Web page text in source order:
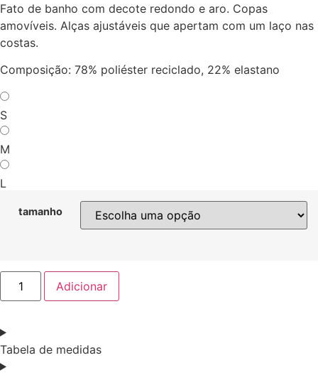
Fato de banho com decote redondo e aro. Copas
amovíveis. Alças ajustáveis que apertam com um laço nas
costas.
Composição: 78% poliéster reciclado, 22% elastano
S
M
L
tamanho
Quantidade
MARGARITA
Adicionar
Tabela de medidas